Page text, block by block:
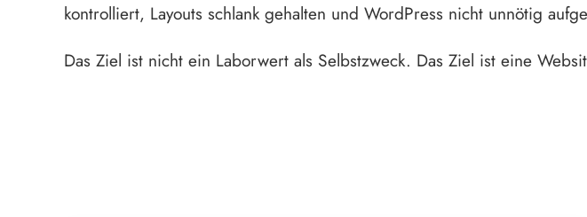
kontrolliert, Layouts schlank gehalten und WordPress nicht unnötig
Das Ziel ist nicht ein Laborwert als Selbstzweck. Das Ziel ist eine